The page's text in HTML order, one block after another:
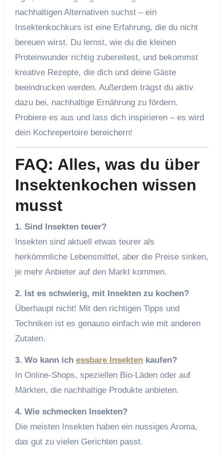
nachhaltigen Alternativen suchst – ein
Insektenkochkurs ist eine Erfahrung, die du nicht
bereuen wirst. Du lernst, wie du die kleinen
Proteinwunder richtig zubereitest, und bekommst
kreative Rezepte, die dich und deine Gäste
beeindrucken werden. Außerdem trägst du aktiv
dazu bei, nachhaltige Ernährung zu fördern.
Probiere es aus und lass dich inspirieren – es wird
dein Kochrepertoire bereichern!
FAQ: Alles, was du über
Insektenkochen wissen
musst
1. Sind Insekten teuer?
Insekten sind aktuell etwas teurer als
herkömmliche Lebensmittel, aber die Preise sinken,
je mehr Anbieter auf den Markt kommen.
2. Ist es schwierig, mit Insekten zu kochen?
Überhaupt nicht! Mit den richtigen Tipps und
Techniken ist es genauso einfach wie mit anderen
Zutaten.
3. Wo kann ich essbare Insektenkaufen?
In Online-Shops, speziellen Bio-Läden oder auf
Märkten, die nachhaltige Produkte anbieten.
4. Wie schmecken Insekten?
Die meisten Insekten haben ein nussiges Aroma,
das gut zu vielen Gerichten passt.